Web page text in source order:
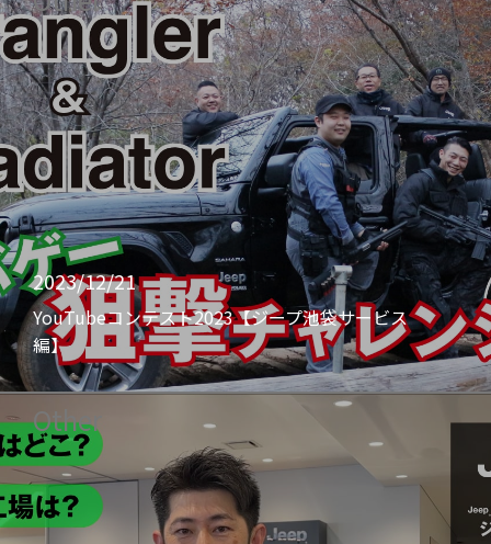
2023/12/21
YouTubeコンテスト2023【ジープ池袋サービス
編】
Other